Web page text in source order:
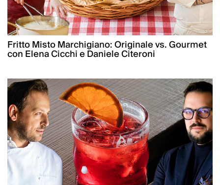
Fritto Misto Marchigiano: Originale vs. Gourmet
con Elena Cicchi e Daniele Citeroni